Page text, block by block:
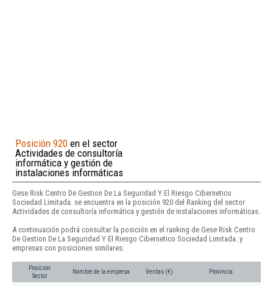
Posición 920 en el sector
Actividades de consultoría
informática y gestión de
instalaciones informáticas
Gese Risk Centro De Gestion De La Seguridad Y El Riesgo Cibernetico
Sociedad Limitada. se encuentra en la posición 920 del Ranking del sector
Actividades de consultoría informática y gestión de instalaciones informáticas.
A continuación podrá consultar la posición en el ranking de Gese Risk Centro
De Gestion De La Seguridad Y El Riesgo Cibernetico Sociedad Limitada. y
empresas con posiciones similares:
Posición
Sector
Nombre de la empresa Ventas (€) Provincia